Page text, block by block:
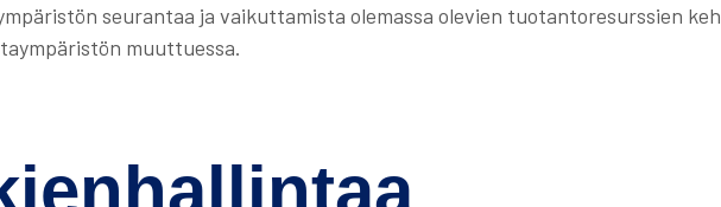
seurantaa ja vaikuttamista olemassa olevien tuotantoresurssien
muuttuessa.